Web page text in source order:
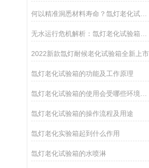
2022新款氙灯耐候老化试验箱全新上市
氙灯老化试验箱的功能及工作原理
氙灯老化试验箱的操作流程及用途
氙灯老化实验箱起到什么作用
氙灯老化试验箱的水喷淋